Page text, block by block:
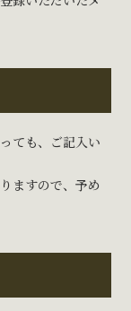
ても、ご記入い
ますので、予め